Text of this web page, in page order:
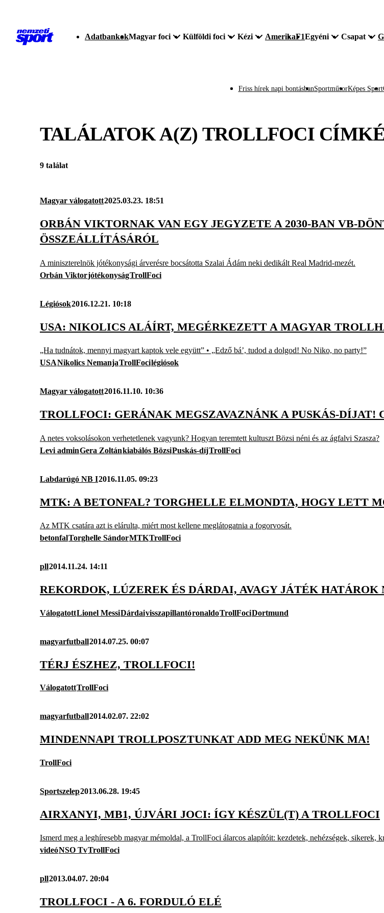
AdatbankokMagyar foci Külföldi foci Kézi AmerikaF1Egyéni Csapat
Friss hírek napi bontásbanSportműsorKépes Sport
TALÁLATOK A(Z) TROLLFOCI
9 találat
Magyar válogatott2025.03.23. 18:51
ORBÁN VIKTORNAK VAN EGY JEGYZETE A 2030-BAN VB-
ÖSSZEÁLLÍTÁSÁRÓL
A miniszterelnök jótékonysági árverésre bocsátotta Szalai Ádám neki dedikált Real Madrid-mezét.
Orbán ViktorjótékonyságTrollFoci
Légiósok2016.12.21. 10:18
USA: NIKOLICS ALÁÍRT, MEGÉRKEZETT A MAGYAR
„Ha tudnátok, mennyi magyart kaptok vele együtt” • „Edző bá’, tudod a dolgod! No Niko, no party!”
USANikolics NemanjaTrollFocilégiósok
Magyar válogatott2016.11.10. 10:36
TROLLFOCI: GERÁNAK MEGSZAVAZNÁNK A PUSKÁS-DÍJAT!
A netes voksolásokon verhetetlenek vagyunk? Hogyan teremtett kultuszt Bözsi néni és az ágfalvi Szasza?
Levi adminGera Zoltánkiabálós BözsiPuskás-díjTrollFoci
Labdarúgó NB I2016.11.05. 09:23
MTK: A BETONFAL? TORGHELLE ELMONDTA, HOGY LETT
Az MTK csatára azt is elárulta, miért most kellene meglátogatnia a fogorvosát.
betonfalTorghelle SándorMTKTrollFoci
pll2014.11.24. 14:11
REKORDOK, LÚZEREK ÉS DÁRDAI, AVAGY JÁTÉK HATÁROK
VálogatottLionel MessiDárdaivisszapillantóronaldoTrollFociDortmund
magyarfutball2014.07.25. 00:07
TÉRJ ÉSZHEZ, TROLLFOCI!
VálogatottTrollFoci
magyarfutball2014.02.07. 22:02
MINDENNAPI TROLLPOSZTUNKAT ADD MEG NEKÜNK MA!
TrollFoci
Sportszelep2013.06.28. 19:45
AIRXANYI, MB1, ÚJVÁRI JOCI: ÍGY KÉSZÜL(T) A TROLLFOCI
Ismerd meg a leghíresebb magyar mémoldal, a TrollFoci álarcos alapítóit: kezdetek, nehézségek, sikerek,
videóNSO TvTrollFoci
pll2013.04.07. 20:04
TROLLFOCI - A 6. FORDULÓ ELÉ